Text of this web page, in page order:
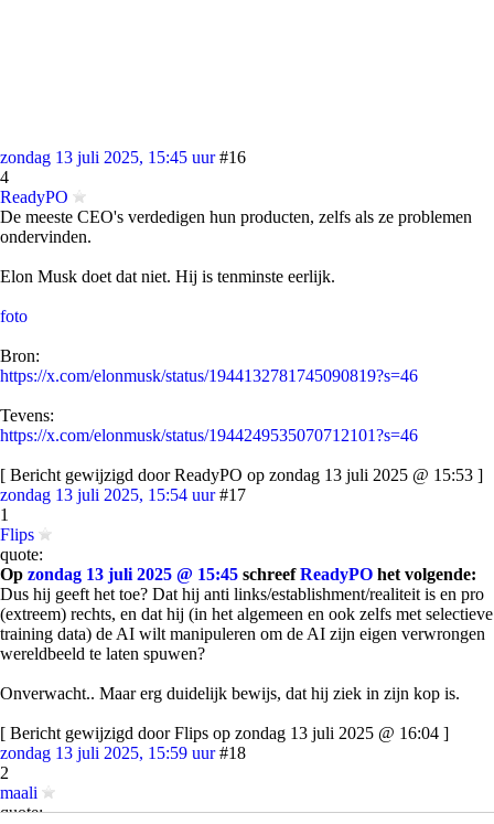
zondag 13 juli 2025, 15:45 uur #16
4
ReadyPO
De meeste CEO's verdedigen hun producten, zelfs als ze problemen
ondervinden.
Elon Musk doet dat niet. Hij is tenminste eerlijk.
foto
Bron:
https://x.com/elonmusk/status/1944132781745090819?s=46
Tevens:
https://x.com/elonmusk/status/1944249535070712101?s=46
[ Bericht gewijzigd door ReadyPO op zondag 13 juli 2025 @ 15:53 ]
zondag 13 juli 2025, 15:54 uur #17
1
Flips
quote:
Op zondag 13 juli 2025 @ 15:45 schreefReadyPO het volgende:
Dus hij geeft het toe? Dat hij anti links/establishment/realiteit is en pro
(extreem) rechts, en dat hij (in het algemeen en ook zelfs met selectieve
training data) de AI wilt manipuleren om de AI zijn eigen verwrongen
wereldbeeld te laten spuwen?
Onverwacht.. Maar erg duidelijk bewijs, dat hij ziek in zijn kop is.
[ Bericht gewijzigd door Flips op zondag 13 juli 2025 @ 16:04 ]
zondag 13 juli 2025, 15:59 uur #18
2
maali
quote: